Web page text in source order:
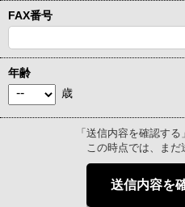
FAX番号
年齢
歳
「送信内容を確認する
この時点では、まだ
送信内容を